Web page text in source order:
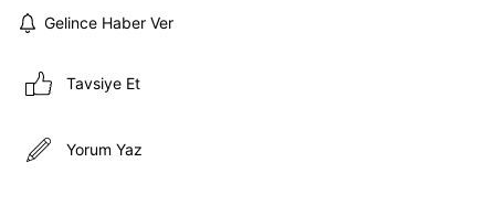
Gelince Haber Ver
Tavsiye Et
Yorum Yaz